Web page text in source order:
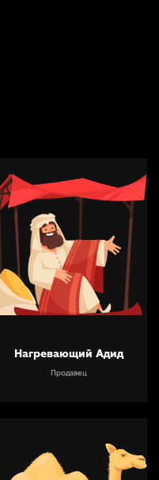
Нагревающий Адид
Продавец